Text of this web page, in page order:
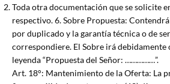
Toda otra documentación que se solicite
respectivo. 6. Sobre Propuesta:
por duplicado y la garantía técnica o de
correspondiere. El Sobre irá
leyenda “Propuesta del Señor: ……………”.
Art. 18°: Mantenimiento de la Oferta: La